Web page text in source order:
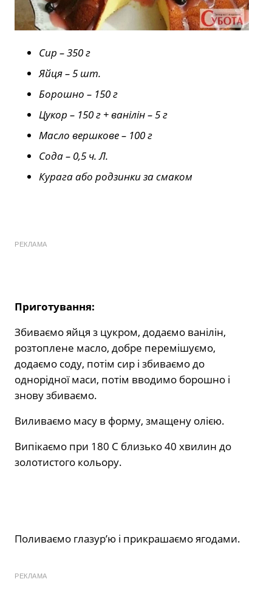
Сир – 350 г
Яйця – 5 шт.
Борошно – 150 г
Цукор – 150 г + ванілін – 5 г
Масло вершкове – 100 г
Сода – 0,5 ч. Л.
Курага або родзинки за смаком
РЕКЛАМА
Приготування:
Збиваємо яйця з цукром, додаємо ванілін,
розтоплене масло, добре перемішуємо,
додаємо соду, потім сир і збиваємо до
однорідної маси, потім вводимо борошно і
знову збиваємо.
Виливаємо масу в форму, змащену олією.
Випікаємо при 180 С близько 40 хвилин до
золотистого кольору.
Поливаємо глазур’ю і прикрашаємо ягодами.
РЕКЛАМА